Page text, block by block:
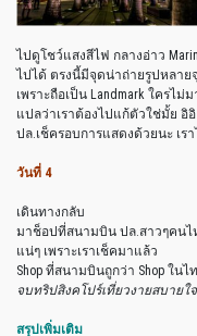
ไปดูโชว์แสงสีไฟ กลางอ่าว
ไปได้ ตรงนี้มีจุดน่าถ่ายรูปหลาย
เพราะถือเป็น Landmark ใครไ
แปลว่าเราต้องไปแก้ตัวใช่มั้ย อิอิ
ปล.เช็ครอบการแสดงด้วยนะ เร
วันที่ 4
เดินทางกลับ
มาช็อปที่สนามบิน ปล.สาวๆคน
แน่ๆ เพราะเราเช็คมาแล้ว
Shop ที่สนามบินถูกว่า Shop ในไ
จบทริปสิงคโปร์เที่ยวงายสบาย
สรุปเพิ่มเติม